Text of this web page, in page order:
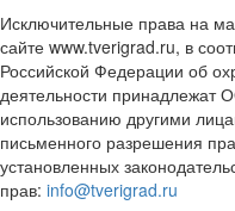
Исключительные права на
сайте www.tverigrad.ru, в
Российской Федерации об
деятельности
использованию другими
письменного разрешения
установленных
прав: info@tverigrad.ru